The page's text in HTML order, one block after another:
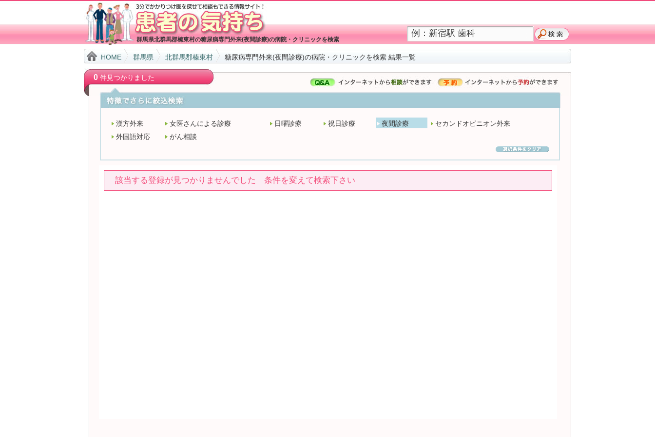
群馬県北群馬郡榛東村の糖尿病専門外来(夜間診療)の病院・クリニックを検索
HOME 群馬県 北群馬郡榛東村 糖尿病専門外来(夜間診療)の病院・クリニックを検索 結果一覧
0件見つかりました
漢方外来 女医さんによる診療 日曜診療 祝日診療 夜間診療
セカンドオピニオン外来
外国語対応
がん相談
該当する登録が見つかりませんでした 条件を変えて検索下さい